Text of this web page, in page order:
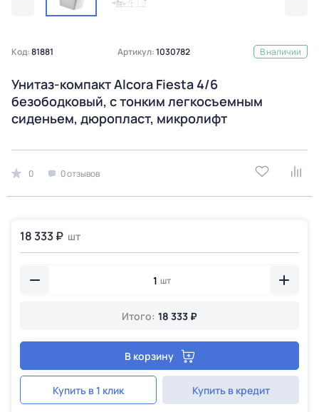
Код:81881 Артикул:1030782 В наличии
Унитаз-компакт Alcora Fiesta 4/6
безободковый, с тонким легкосъемным
сиденьем, дюропласт, микролифт
0 0 отзывов
18 333 ₽ шт
шт
Итого: 18 333 ₽
В корзину
Купить в 1 клик Купить в кредит